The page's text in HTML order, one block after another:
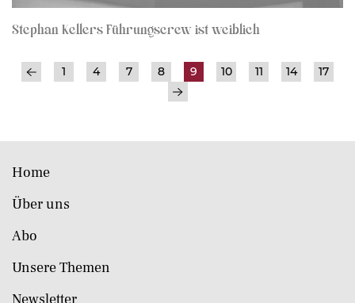
Stephan Kellers Führungscrew ist weiblich
1 4 7 8 9 10 11 14 17
Home
Über uns
Abo
Unsere Themen